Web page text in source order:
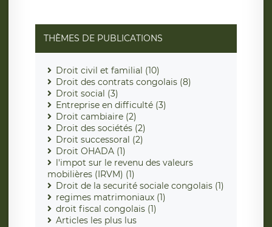
THÈMES DE PUBLICATIONS
Droit civil et familial (10)
Droit des contrats congolais (8)
Droit social (3)
Entreprise en difficulté (3)
Droit cambiaire (2)
Droit des sociétés (2)
Droit successoral (2)
Droit OHADA (1)
l'impot sur le revenu des valeurs
mobilières (IRVM) (1)
Droit de la securité sociale congolais (1)
regimes matrimoniaux (1)
droit fiscal congolais (1)
Articles les plus lus